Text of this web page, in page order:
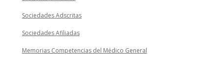
Sociedades Adscritas
Sociedades Afiliadas
Memorias Competencias del Médico General